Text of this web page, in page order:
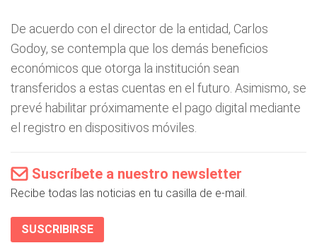
De acuerdo con el director de la entidad, Carlos
Godoy, se contempla que los demás beneficios
económicos que otorga la institución sean
transferidos a estas cuentas en el futuro. Asimismo, se
prevé habilitar próximamente el pago digital mediante
el registro en dispositivos móviles.
Suscríbete a nuestro newsletter
Recibe todas las noticias en tu casilla de e-mail.
SUSCRIBIRSE